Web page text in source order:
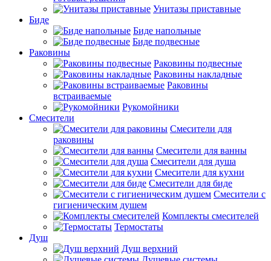
Унитазы приставные
Биде
Биде напольные
Биде подвесные
Раковины
Раковины подвесные
Раковины накладные
Раковины
встраиваемые
Рукомойники
Смесители
Смесители для
раковины
Смесители для ванны
Смесители для душа
Смесители для кухни
Смесители для биде
Смесители с
гигиеническим душем
Комплекты смесителей
Термостаты
Душ
Душ верхний